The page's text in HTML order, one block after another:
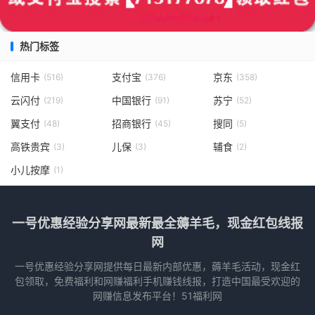
热门标签
信用卡 (516) 支付宝 (376) 京东 (358)
云闪付 (219) 中国银行 (91) 苏宁 (52)
翼支付 (48) 招商银行 (45) 搜同 (5)
高铁贵宾 (3) 儿保 (3) 辅食 (2)
小儿按摩 (1)
一号优惠经验分享网最新最全薅羊毛，现金红包线报
网
一号优惠经验分享网提供每日最新内部优惠，薅羊毛活动，现金红
包领取，免费福利和网赚福利手机赚钱线报，打造中国最受欢迎的
网赚信息发布平台！51福利网